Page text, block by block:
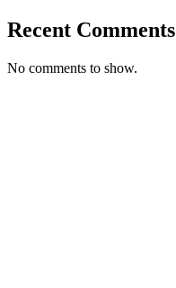
Recent Comments
No comments to show.